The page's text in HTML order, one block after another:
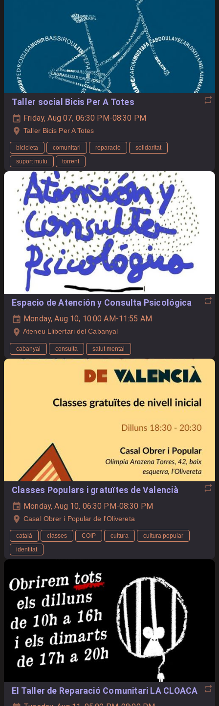
Taller social Bicis Per A Totes
Friday, Aug 07, 06:30 PM-08:30 PM
Taller Bicis Per A Totes
bicicleta comunitari reparació
solidaritat
suport mutu
torrent
Espacio de Atención y Consulta Psicológica
Monday, Aug 10, 10:00 AM-11:55 AM
Ateneu Llibertari del Cabanyal
cabanyal consulta salut mental
Classes Populars i gratuïtes de Valencià
Monday, Aug 10, 06:30 PM-08:30 PM
Casal Obrer i Popular de l'Olivereta
català classes COiP cultura
cultura popular
identitat
El Taller de Reparació Comunitari LA CLOACA